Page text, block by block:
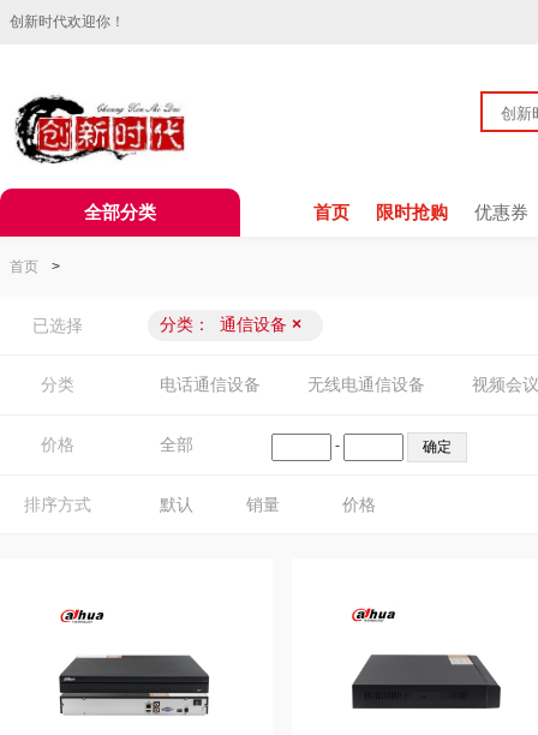
创新时代欢迎你！
全部分类 首页 限时抢购 优惠券
首页 >
已选择 分类： 通信设备 ×
分类 电话通信设备 无线电通信设备 视频会
价格 全部 -
排序方式 默认 销量 价格